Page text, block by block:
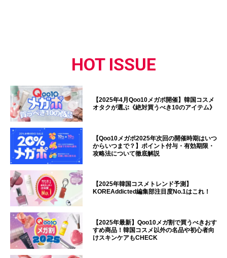
HOT ISSUE
【2025年4月Qoo10メガポ開催】韓国コスメ
オタクが選ぶ《絶対買うべき10のアイテム》
【Qoo10メガポ2025年次回の開催時期はいつ
からいつまで？】ポイント付与・有効期限・
攻略法について徹底解説
【2025年韓国コスメトレンド予測】
KOREAddicted編集部注目度No.1はこれ！
【2025年最新】Qoo10メガ割で買うべきおす
すめ商品！韓国コスメ以外の名品や初心者向
けスキンケアもCHECK